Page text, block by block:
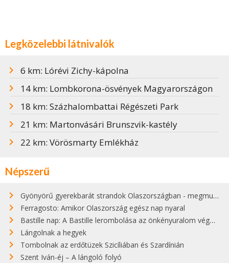
Legközelebbi látnivalók
6 km: Lórévi Zichy-kápolna
14 km: Lombkorona-ösvények Magyarországon
18 km: Százhalombattai Régészeti Park
21 km: Martonvásári Brunszvik-kastély
22 km: Vörösmarty Emlékház
Népszerű
Gyönyörű gyerekbarát strandok Olaszországban - megmutatjuk a 15 legjobbat
Ferragosto: Amikor Olaszország egész nap nyaral
Bastille nap: A Bastille lerombolása az önkényuralom végét jelentette
Lángolnak a hegyek
Tombolnak az erdőtüzek Szicíliában és Szardínián
Szent Iván-éj – A lángoló folyó